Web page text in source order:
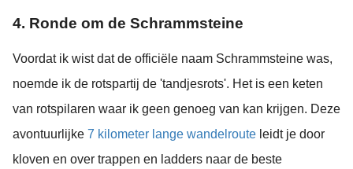
4. Ronde om de Schrammsteine
Voordat ik wist dat de officiële naam Schrammsteine was,
noemde ik de rotspartij de 'tandjesrots'. Het is een keten
van rotspilaren waar ik geen genoeg van kan krijgen. Deze
avontuurlijke 7 kilometer lange wandelroute leidt je door
kloven en over trappen en ladders naar de beste